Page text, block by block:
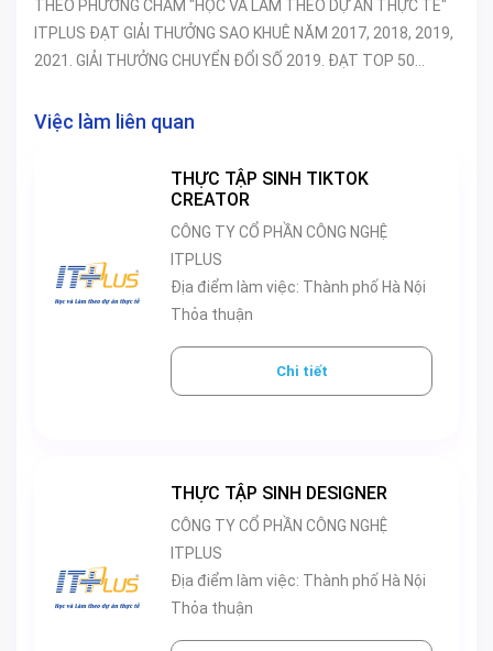
THEO PHƯƠNG CHÂM "HỌC VÀ LÀM THEO DỰ ÁN THỰC TẾ"
ITPLUS ĐẠT GIẢI THƯỞNG SAO KHUÊ NĂM 2017, 2018, 2019,
2021. GIẢI THƯỞNG CHUYỂN ĐỔI SỐ 2019. ĐẠT TOP 50
Việc làm liên quan
THỰC TẬP SINH TIKTOK
CREATOR
CÔNG TY CỔ PHẦN CÔNG NGHỆ
ITPLUS
Địa điểm làm việc: Thành phố Hà Nội
Thỏa thuận
Chi tiết
THỰC TẬP SINH DESIGNER
CÔNG TY CỔ PHẦN CÔNG NGHỆ
ITPLUS
Địa điểm làm việc: Thành phố Hà Nội
Thỏa thuận